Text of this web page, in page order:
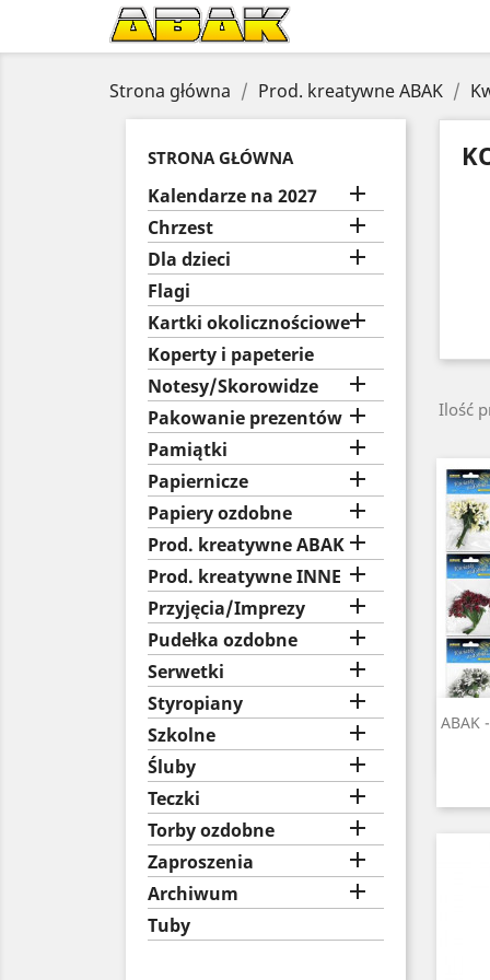
Strona główna Prod. kreatywne ABAK
STRONA GŁÓWNA
Kalendarze na 2027 
Chrzest 
Dla dzieci 
Flagi
Kartki okolicznościowe
Koperty i papeterie
Notesy/Skorowidze

Pakowanie prezentów 
Pamiątki 
Papiernicze 
Papiery ozdobne 
Prod. kreatywne ABAK
Prod. kreatywne INNE 
Przyjęcia/Imprezy 
Pudełka ozdobne 
Serwetki 
Styropiany 
Szkolne 
Śluby 
Teczki 
Torby ozdobne 
Zaproszenia 
Archiwum 
Tuby
Ilość
ABAK